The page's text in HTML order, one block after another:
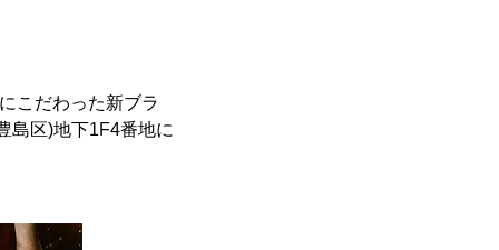
こだわった新ブラ
島区)地下1F4番地に